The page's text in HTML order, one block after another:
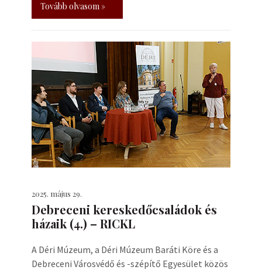
Tovább olvasom »
2025. május 29.
Debreceni kereskedőcsaládok és
házaik (4.) – RICKL
A Déri Múzeum, a Déri Múzeum Baráti Köre és a
Debreceni Városvédő és -szépítő Egyesület közös